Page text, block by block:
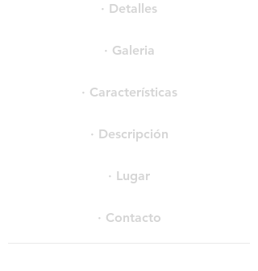
· Detalles
· Galeria
· Características
· Descripción
· Lugar
· Contacto